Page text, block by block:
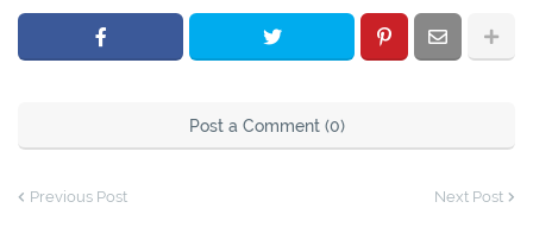
Post a Comment (0)
Previous Post Next Post